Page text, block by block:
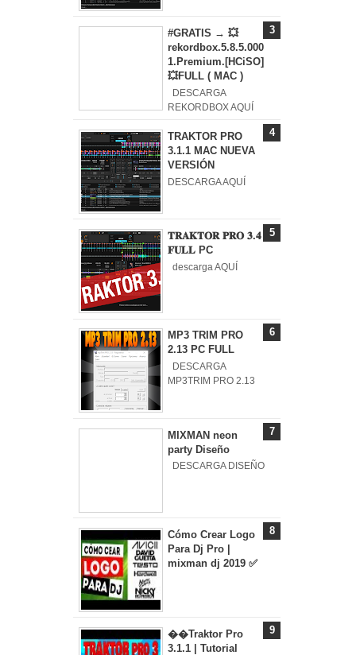
#GRATIS → 💥
rekordbox.5.8.5.000
1.Premium.[HCiSO]
💥FULL ( MAC )
DESCARGA
REKORDBOX AQUÍ
TRAKTOR PRO
3.1.1 MAC NUEVA
VERSIÓN
DESCARGA AQUÍ
𝐓𝐑𝐀𝐊𝐓𝐎𝐑 𝐏𝐑𝐎 𝟑.𝟒
𝐅𝐔𝐋𝐋 PC
descarga AQUÍ
MP3 TRIM PRO
2.13 PC FULL
DESCARGA
MP3TRIM PRO 2.13
MIXMAN neon
party Diseño
DESCARGA DISEÑO
Cómo Crear Logo
Para Dj Pro |
mixman dj 2019 ✅
��Traktor Pro
3.1.1 | Tutorial